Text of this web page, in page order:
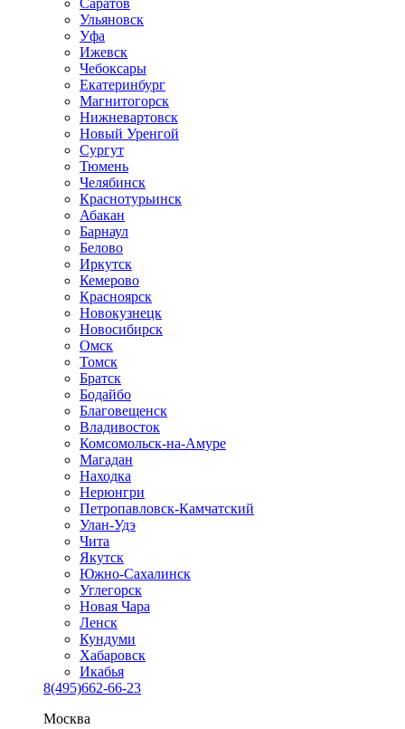
Ульяновск
Уфа
Ижевск
Чебоксары
Екатеринбург
Магнитогорск
Нижневартовск
Новый Уренгой
Сургут
Тюмень
Челябинск
Краснотурьинск
Абакан
Барнаул
Белово
Иркутск
Кемерово
Красноярск
Новокузнецк
Новосибирск
Омск
Томск
Братск
Бодайбо
Благовещенск
Владивосток
Комсомольск-на-Амуре
Магадан
Находка
Нерюнгри
Петропавловск-Камчатский
Улан-Удэ
Чита
Якутск
Южно-Сахалинск
Углегорск
Новая Чара
Ленск
Кундуми
Хабаровск
Икабья
8(495)662-66-23
Москва